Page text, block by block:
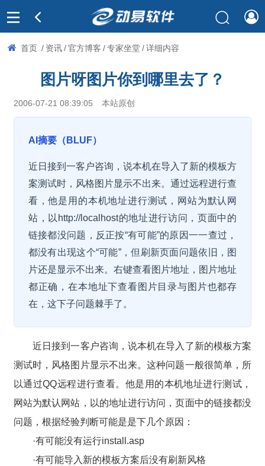
首页 / 资讯 / 官方博客 / 专家坐堂 / 详细内容
图片呀图片你到哪里去了？
2006-07-21 08:39:05 本站原创
AI摘要（BLUF）
近日接到一客户咨询，说本机在导入了新的模板方
案测试时，风格图片显示不出来。通过远程进行查
看，他是用的本机地址进行测试，网站为默认网
站，以http://localhost的地址进行访问，页面中的
链接都没问题，反正按“有可能”的原因一一查过，
都没有出现这个“可能”，但刷新页面问题依旧，图
片还是显示不出来。右键查看图片地址，图片地址
都正确，在本地址下查看图片目录与图片也都存
在，这下子问题棘手了。
近日接到一客户咨询，说本机在导入了新的模板方案
测试时，风格图片显示不出来。这种问题一般很简单，所
以通过QQ远程进行查看。他是用的本机地址进行测试，
网站为默认网站，以的地址进行访问，页面中的链接都没
问题，根据经验判断可能是是下几个原因：
·有可能没有运行install.asp
·有可能导入新的模板方案后没有刷新风格